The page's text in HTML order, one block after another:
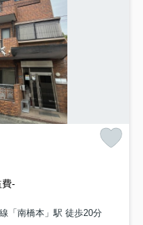
-
「南橋本」駅 徒歩20分